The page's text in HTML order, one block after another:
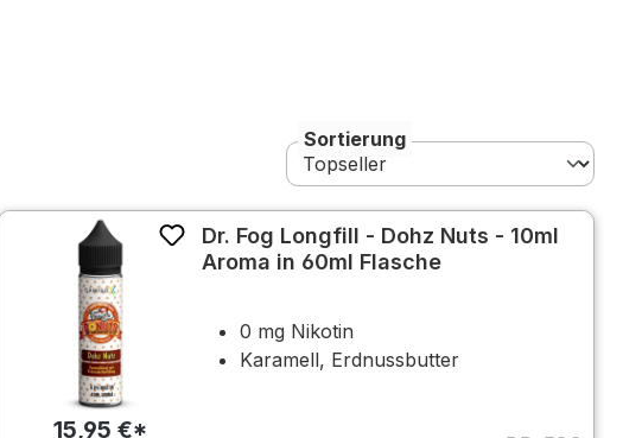
Sortierung
15,95 €*
Dr. Fog Longfill - Dohz Nuts - 10ml
Aroma in 60ml Flasche
0 mg Nikotin
Karamell, Erdnussbutter